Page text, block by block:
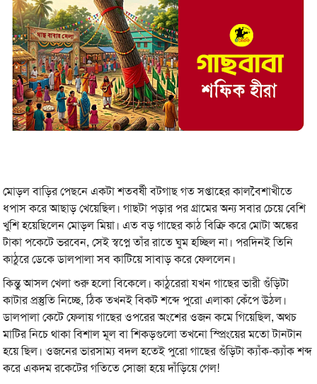
মোড়ল বাড়ির পেছনে একটা শতবর্ষী বটগাছ গত সপ্তাহের কালবৈশাখীতে
ধপাস করে আছাড় খেয়েছিল। গাছটা পড়ার পর গ্রামের অন্য সবার চেয়ে বেশি
খুশি হয়েছিলেন মোড়ল মিয়া। এত বড় গাছের কাঠ বিক্রি করে মোটা অঙ্কের
টাকা পকেটে ভরবেন, সেই স্বপ্নে তাঁর রাতে ঘুম হচ্ছিল না। পরদিনই তিনি
কাঠুরে ডেকে ডালপালা সব কাটিয়ে সাবাড় করে ফেললেন।
কিন্তু আসল খেলা শুরু হলো বিকেলে। কাঠুরেরা যখন গাছের ভারী গুঁড়িটা
কাটার প্রস্তুতি নিচ্ছে, ঠিক তখনই বিকট শব্দে পুরো এলাকা কেঁপে উঠল।
ডালপালা কেটে ফেলায় গাছের ওপরের অংশের ওজন কমে গিয়েছিল, অথচ
মাটির নিচে থাকা বিশাল মূল বা শিকড়গুলো তখনো স্প্রিংয়ের মতো টানটান
হয়ে ছিল। ওজনের ভারসাম্য বদল হতেই পুরো গাছের গুঁড়িটা ক্যাঁক-ক্যাঁক শব্দ
করে একদম রকেটের গতিতে সোজা হয়ে দাঁড়িয়ে গেল!